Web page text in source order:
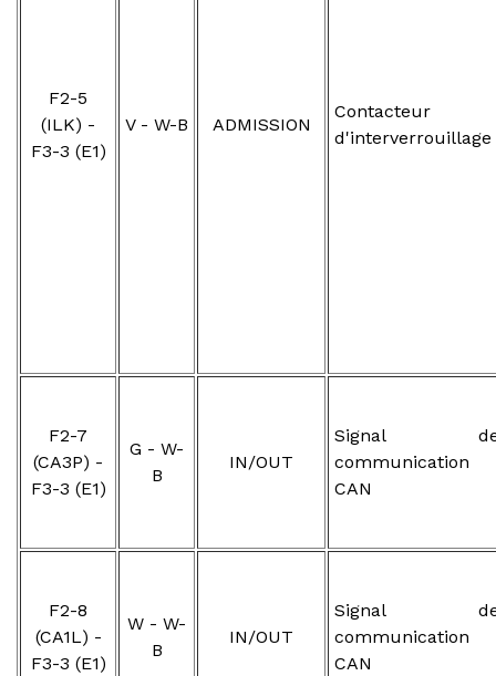
F2-5
(ILK) -
F3-3 (E1)
V - W-B ADMISSION
Contacteur
d'interverrouillage
F2-7
(CA3P) -
F3-3 (E1)
G - W-
B
IN/OUT
Signal
communication
CAN
F2-8
(CA1L) -
F3-3 (E1)
W - W-
B
IN/OUT
Signal
communication
CAN